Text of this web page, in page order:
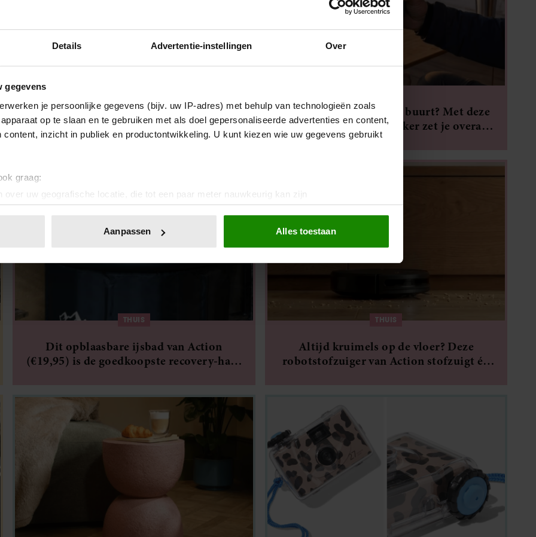
Details Advertentie-instellingen Over
gegevens
je persoonlijke gegevens (bijv. uw IP-adres) met behulp van technologieën zoals
op te slaan en te gebruiken met als doel gepersonaliseerde advertenties en content,
content, inzicht in publiek en productontwikkeling. U kunt kiezen wie uw gegevens gebruikt
graag:
over uw geografische locatie, die tot een paar meter nauwkeurig kan zijn
door het actief te scannen op specifieke eigenschappen (fingerprinting)
of intrekken in de Cookieverklaring.
Deze partners kunnen deze gegevens combineren met andere informatie die u aan ze heeft
op basis van uw gebruik van hun services. U gaat akkoord met onze cookies als u
Aanpassen Alles toestaan
Vlekken op de achterbank na de vakantie?
Deze vlekkenverwijderaar red je interieur
Geen koffietentje in de buurt? Met deze
draagbare espressomaker zet je overal
verse koffie
THUIS
Dit opblaasbare ijsbad van Action
(€19,95) is de goedkoopste recovery-hack
THUIS
Altijd kruimels op de vloer? Deze
robotstofzuiger van Action stofzuigt én